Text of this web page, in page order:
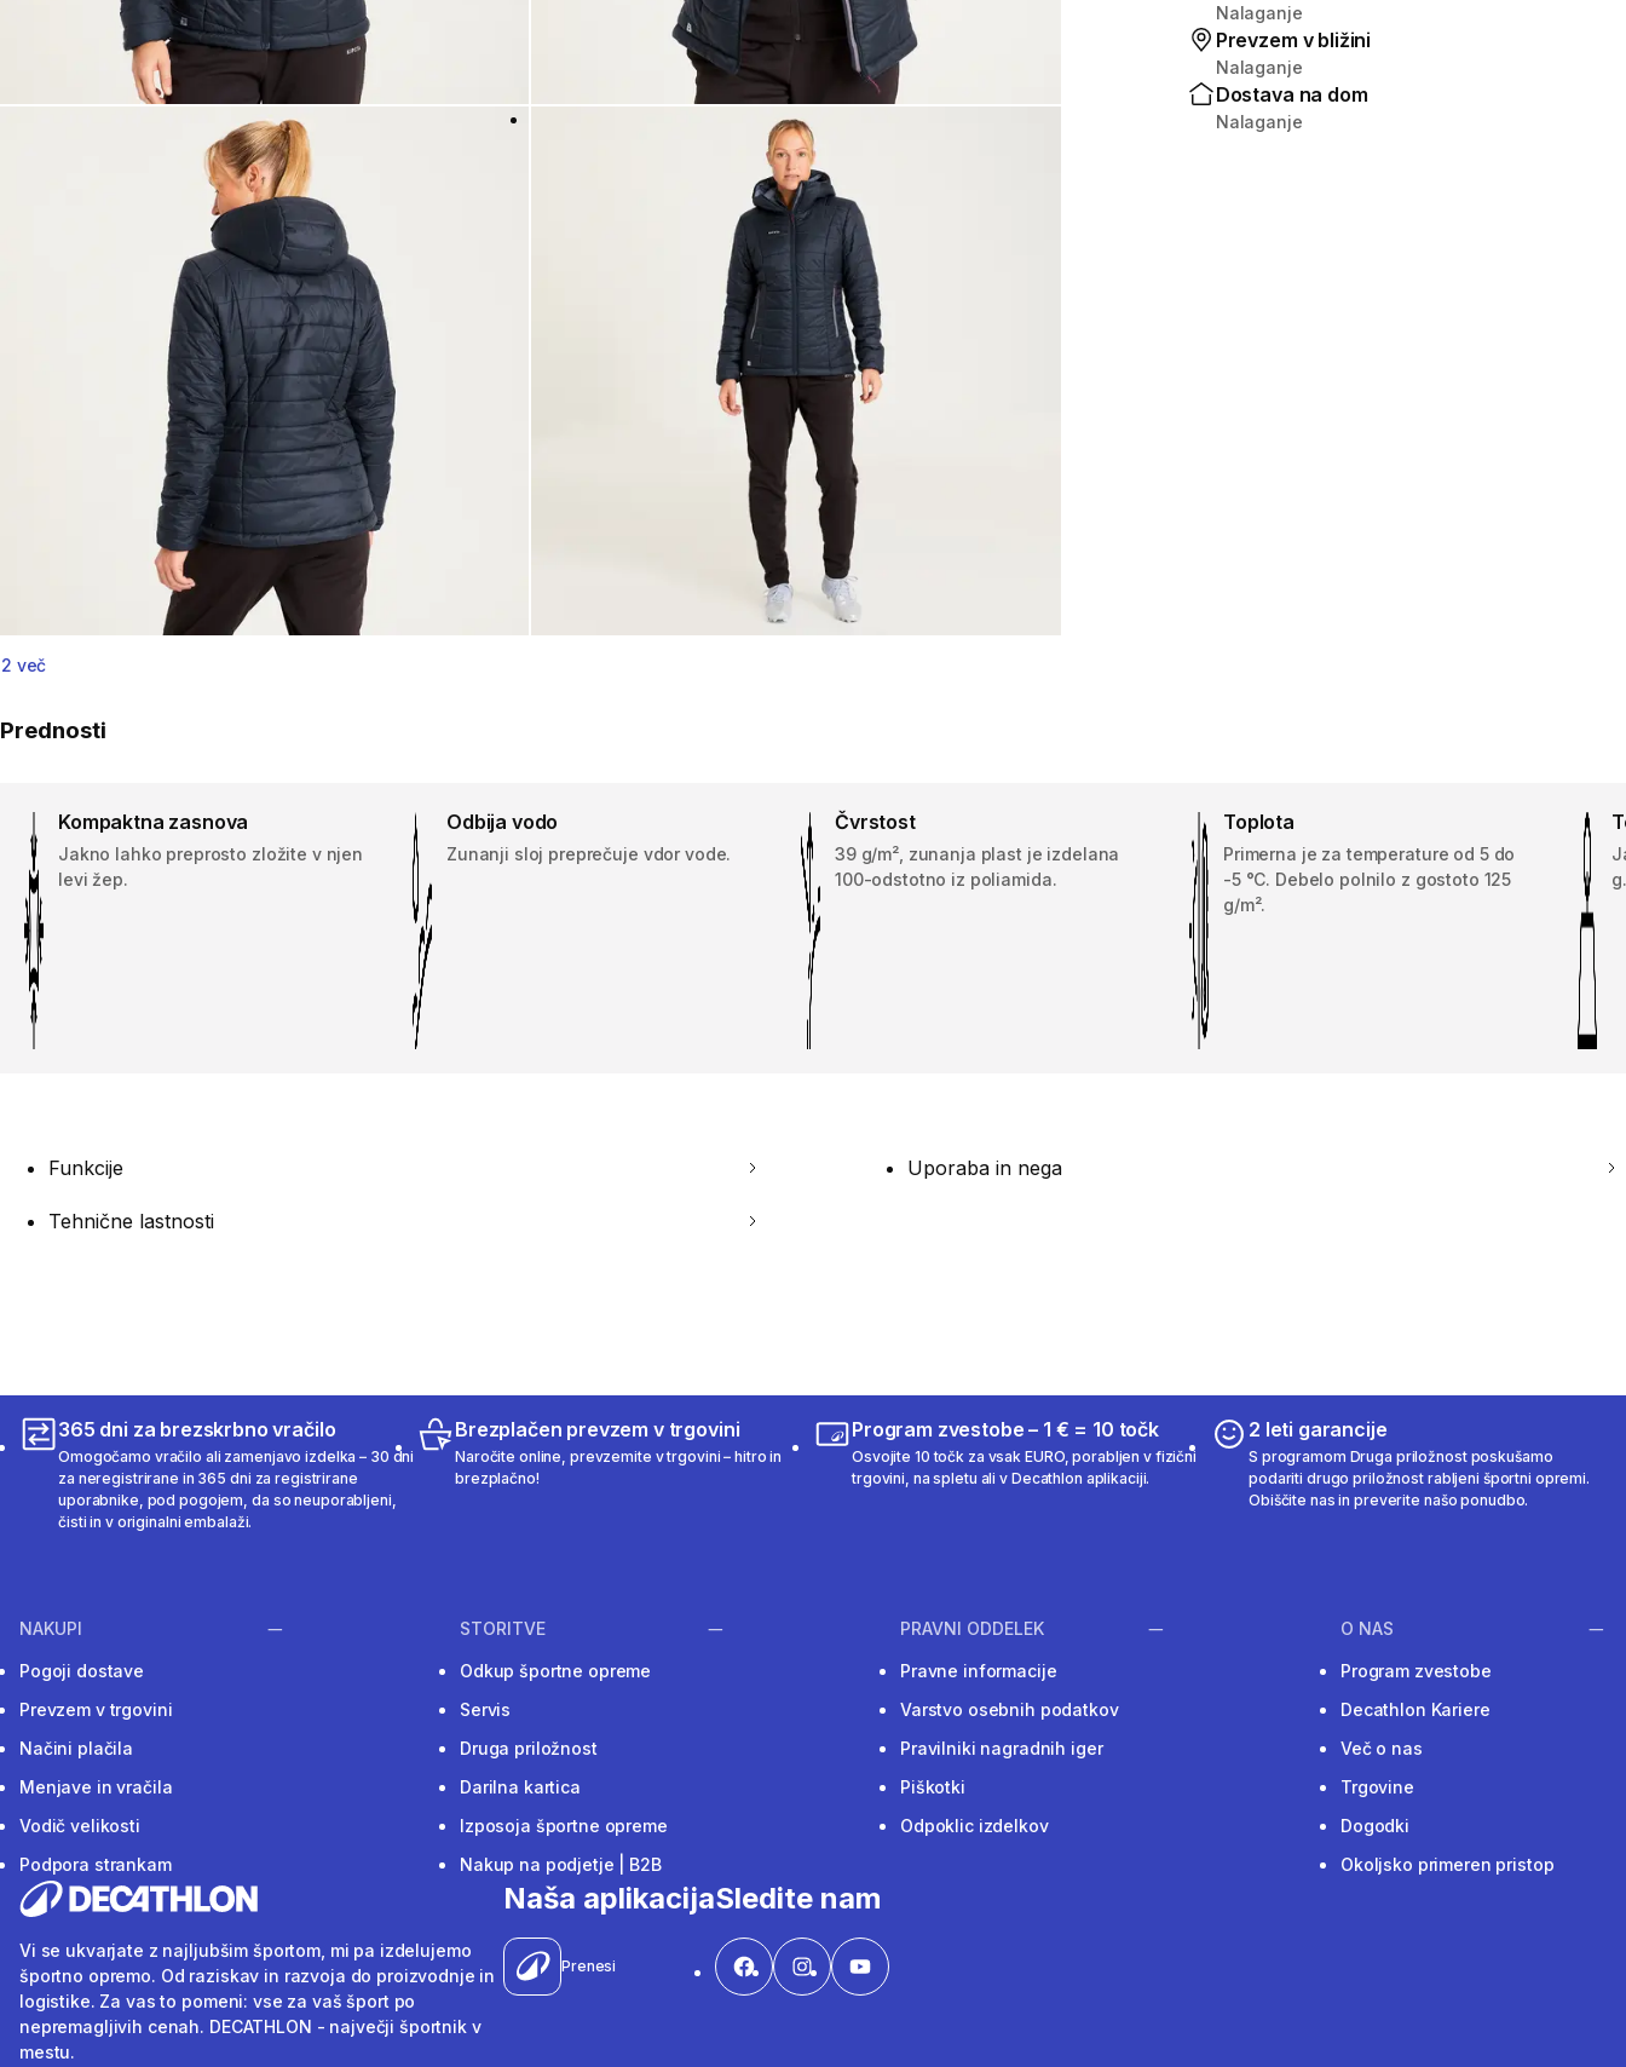
2 več
Nalaganje
Prevzem v bližini
Nalaganje
Dostava na dom
Nalaganje
Prednosti
Kompaktna zasnova
Jakno lahko preprosto zložite v njen
levi žep.
Odbija vodo
Zunanji sloj preprečuje vdor vode.
Čvrstost
39 g/m², zunanja plast je izdelana
100-odstotno iz poliamida.
Toplota
Primerna je za temperature od 5 do
-5 °C. Debelo polnilo z gostoto 125
g/m².
g.
Funkcije Uporaba in nega
Tehnične lastnosti
365 dni za brezskrbno vračilo
Omogočamo vračilo ali zamenjavo izdelka – 30 dni
za neregistrirane in 365 dni za registrirane
uporabnike, pod pogojem, da so neuporabljeni,
čisti in v originalni embalaži.
Brezplačen prevzem v trgovini
Naročite online, prevzemite v trgovini – hitro in
brezplačno!
Program zvestobe – 1 € = 10 točk
Osvojite 10 točk za vsak EURO, porabljen v fizični
trgovini, na spletu ali v Decathlon aplikaciji.
2 leti garancije
S programom Druga priložnost poskušamo
podariti drugo priložnost rabljeni športni opremi.
Obiščite nas in preverite našo ponudbo.
NAKUPI
Pogoji dostave
Prevzem v trgovini
Načini plačila
Menjave in vračila
Vodič velikosti
Podpora strankam
STORITVE
Odkup športne opreme
Servis
Druga priložnost
Darilna kartica
Izposoja športne opreme
Nakup na podjetje | B2B
PRAVNI ODDELEK
Pravne informacije
Varstvo osebnih podatkov
Pravilniki nagradnih iger
Piškotki
Odpoklic izdelkov
O NAS
Program zvestobe
Decathlon Kariere
Več o nas
Trgovine
Dogodki
Okoljsko primeren pristop
Vi se ukvarjate z najljubšim športom, mi pa izdelujemo
športno opremo. Od raziskav in razvoja do proizvodnje in
logistike. Za vas to pomeni: vse za vaš šport po
nepremagljivih cenah. DECATHLON - največji športnik v
mestu.
Naša aplikacija
Prenesi
Sledite nam